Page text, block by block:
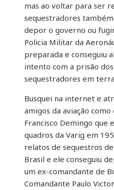
mas ao voltar para ser
sequestradores
depor o governo ou
Policia Militar da
preparada e conseguiu
intento com a prisão dos
sequestradores em
Busquei na internet e
amigos da aviação como
Francisco Demingo que
quadros da Varig em
relatos de sequestros
Brasil e ele conseguiu
um ex-comandante de
Comandante Paulo